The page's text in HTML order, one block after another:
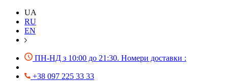
UA
RU
EN
ПН-НД з 10:00 до 21:30. Номери доставки :
+38 097 225 33 33